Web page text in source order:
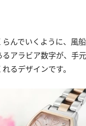
んでいくように、風
アラビア数字が、手
るデザインです。